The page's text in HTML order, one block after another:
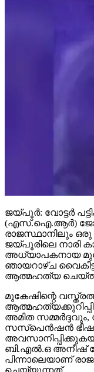
ജയ്പൂര്‍: വോട്ടര്‍
(എസ്.ഐ.ആര്‍)
രാജസ്ഥാനിലും
ജയ്പൂരിലെ നാരി
അധ്യാപകനായ
ഞായറാഴ്ച വൈകീട്ട്
ആത്മഹത്യ
മുകേഷിന്റെ
അമിത
സസ്പെന്‍ഷന്‍
ബി.എല്‍.ഒ അനീഷ്
പിന്നാലെയാണ്
ചെയ്യുന്നത്.